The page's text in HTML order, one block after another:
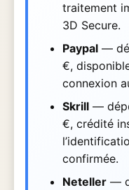
traitement
3D Secure.
Paypal—
€,
connexion
Skrill—
€, crédité
confirmée.
Neteller—